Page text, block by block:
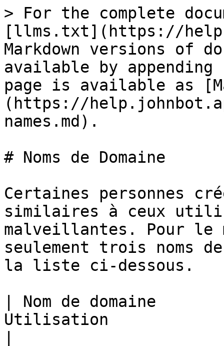
> For the complete
[llms.txt](https://
Markdown versions of
available by
page is available as
(https://
names.md).
# Noms de Domaine
Certaines personnes
similaires à ceux
malveillantes. Pour le
seulement trois noms
la liste ci-dessous.
| Nom de
Utilisation